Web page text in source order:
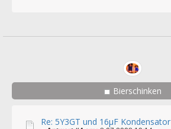
Bierschinken
Re: 5Y3GT und 16µF Kondensator